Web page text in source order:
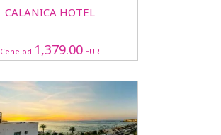
CALANICA HOTEL
Cene od 1,379.00EUR